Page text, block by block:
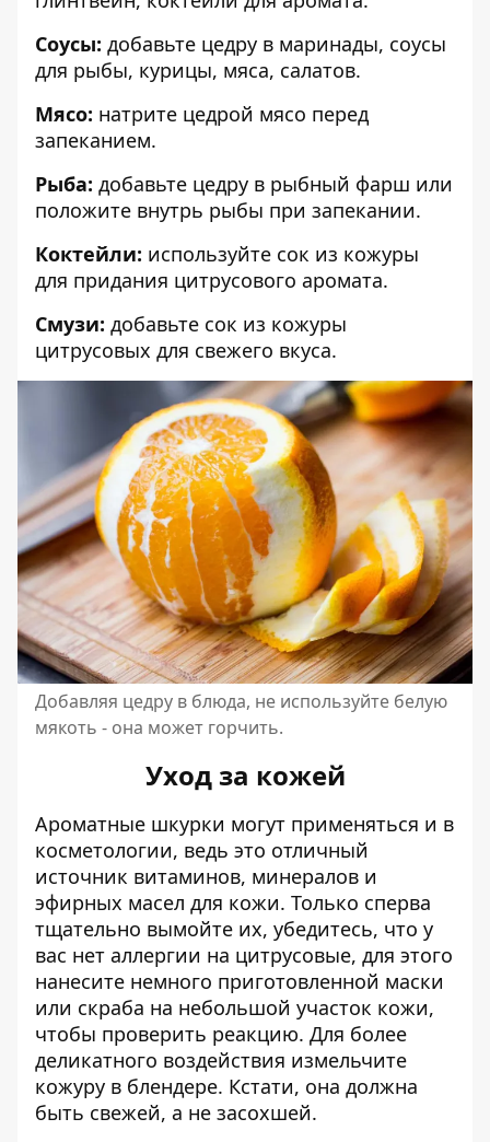
Соусы: добавьте цедру в маринады, соусы
для рыбы, курицы, мяса, салатов.
Мясо: натрите цедрой мясо перед
запеканием.
Рыба: добавьте цедру в рыбный фарш или
положите внутрь рыбы при запекании.
Коктейли: используйте сок из кожуры
для придания цитрусового аромата.
Смузи: добавьте сок из кожуры
цитрусовых для свежего вкуса.
Добавляя цедру в блюда, не используйте белую
мякоть - она может горчить.
Уход за кожей
Ароматные шкурки могут применяться и в
косметологии, ведь это отличный
источник витаминов, минералов и
эфирных масел для кожи. Только сперва
тщательно вымойте их, убедитесь, что у
вас нет аллергии на цитрусовые, для этого
нанесите немного приготовленной маски
или скраба на небольшой участок кожи,
чтобы проверить реакцию. Для более
деликатного воздействия измельчите
кожуру в блендере. Кстати, она должна
быть свежей, а не засохшей.